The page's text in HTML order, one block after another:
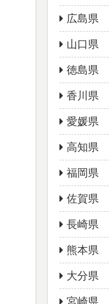
広島県
山口県
徳島県
香川県
愛媛県
高知県
福岡県
佐賀県
長崎県
熊本県
大分県